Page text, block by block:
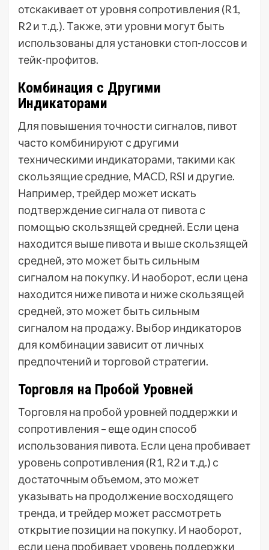
отскакивает от уровня сопротивления (R1,
R2 и т.д.). Также, эти уровни могут быть
использованы для установки стоп-лоссов и
тейк-профитов.
Комбинация с Другими
Индикаторами
Для повышения точности сигналов, пивот
часто комбинируют с другими
техническими индикаторами, такими как
скользящие средние, MACD, RSI и другие.
Например, трейдер может искать
подтверждение сигнала от пивота с
помощью скользящей средней. Если цена
находится выше пивота и выше скользящей
средней, это может быть сильным
сигналом на покупку. И наоборот, если цена
находится ниже пивота и ниже скользящей
средней, это может быть сильным
сигналом на продажу. Выбор индикаторов
для комбинации зависит от личных
предпочтений и торговой стратегии.
Торговля на Пробой Уровней
Торговля на пробой уровней поддержки и
сопротивления – еще один способ
использования пивота. Если цена пробивает
уровень сопротивления (R1, R2 и т.д.) с
достаточным объемом, это может
указывать на продолжение восходящего
тренда, и трейдер может рассмотреть
открытие позиции на покупку. И наоборот,
если цена пробивает уровень поддержки